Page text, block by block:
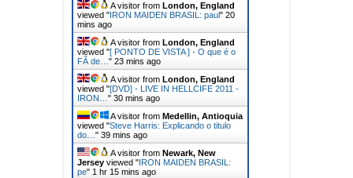
A visitor from London, England
viewed "IRON MAIDEN BRASIL: paul" 20
mins ago
A visitor from London, England
viewed "[ PONTO DE VISTA ] - O que é o
FÃ de… " 23 mins ago
A visitor from London, England
viewed "[DVD] - LIVE IN HELLCIFE 2011 -
IRON… " 30 mins ago
A visitor from Medellin, Antioquia
viewed "Steve Harris: Explicando o titulo
do… " 39 mins ago
A visitor from Newark, New
Jersey viewed "IRON MAIDEN BRASIL:
pe" 1 hr 15 mins ago